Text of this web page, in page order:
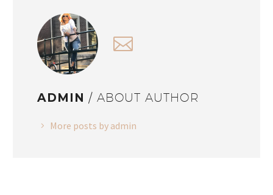
ADMIN / ABOUT AUTHOR
More posts by admin